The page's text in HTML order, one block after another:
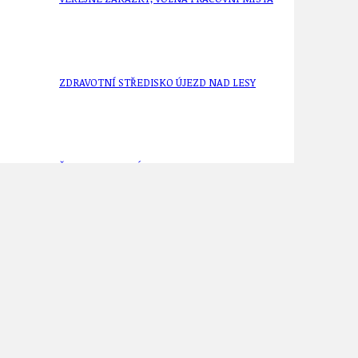
ZDRAVOTNÍ STŘEDISKO ÚJEZD NAD LESY
ŽIVOT KOLEM NÁS